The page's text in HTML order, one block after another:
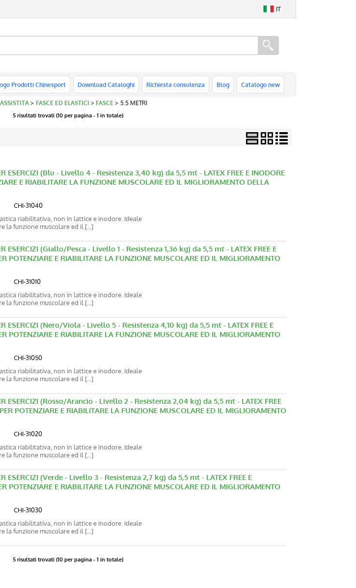
IT
Prodotti Chinesport Download Cataloghi Richiesta consulenza Blog Catalogo new
FASCE ED ELASTICI FASCE 5.5 METRI
5 risultati trovati (10 per pagina - 1 in totale)
ESERCIZI (Blu - Livello 4 - Resistenza 3,40 kg) da 5,5 mt - LATEX FREE E INODORE
E RIABILITARE LA FUNZIONE MUSCOLARE ED IL MIGLIORAMENTO DELLA
CHI-31040
riabilitativa, non in lattice e inodore. Ideale
la funzione muscolare ed il [...]
ESERCIZI (Giallo/Pesca - Livello 1 - Resistenza 1,36 kg) da 5,5 mt - LATEX FREE E
POTENZIARE E RIABILITARE LA FUNZIONE MUSCOLARE ED IL MIGLIORAMENTO
CHI-31010
riabilitativa, non in lattice e inodore. Ideale
la funzione muscolare ed il [...]
ESERCIZI (Nero/Viola - Livello 5 - Resistenza 4,10 kg) da 5,5 mt - LATEX FREE E
POTENZIARE E RIABILITARE LA FUNZIONE MUSCOLARE ED IL MIGLIORAMENTO
CHI-31050
riabilitativa, non in lattice e inodore. Ideale
la funzione muscolare ed il [...]
ESERCIZI (Rosso/Arancio - Livello 2 - Resistenza 2,04 kg) da 5,5 mt - LATEX FREE
POTENZIARE E RIABILITARE LA FUNZIONE MUSCOLARE ED IL MIGLIORAMENTO
CHI-31020
riabilitativa, non in lattice e inodore. Ideale
la funzione muscolare ed il [...]
ESERCIZI (Verde - Livello 3 - Resistenza 2,7 kg) da 5,5 mt - LATEX FREE E
POTENZIARE E RIABILITARE LA FUNZIONE MUSCOLARE ED IL MIGLIORAMENTO
CHI-31030
riabilitativa, non in lattice e inodore. Ideale
la funzione muscolare ed il [...]
5 risultati trovati (10 per pagina - 1 in totale)